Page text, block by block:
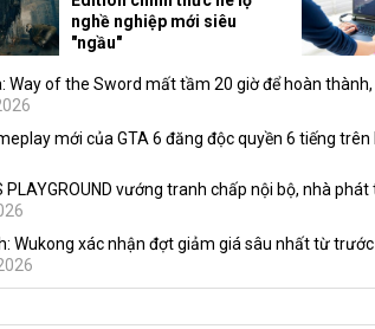
nghề nghiệp mới siêu
"ngầu"
Way of the Sword mất tầm 20 giờ để hoàn
mới của GTA 6 đăng độc quyền 6 tiếng
PLAYGROUND vướng tranh chấp nội bộ, nhà
Wukong xác nhận đợt giảm giá sâu nhất từ